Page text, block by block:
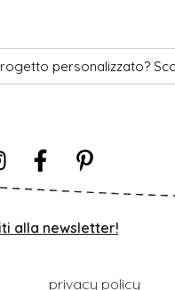
personalizzato?
alla newsletter!
privacy policy